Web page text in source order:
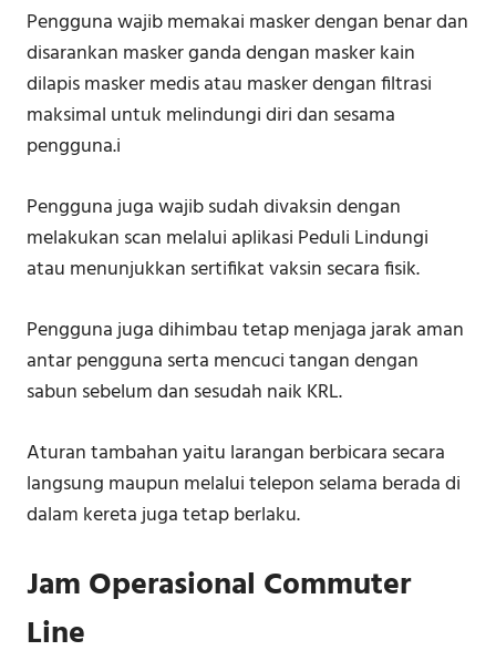
Pengguna wajib memakai masker dengan benar dan
disarankan masker ganda dengan masker kain
dilapis masker medis atau masker dengan filtrasi
maksimal untuk melindungi diri dan sesama
pengguna.i
Pengguna juga wajib sudah divaksin dengan
melakukan scan melalui aplikasi Peduli Lindungi
atau menunjukkan sertifikat vaksin secara fisik.
Pengguna juga dihimbau tetap menjaga jarak aman
antar pengguna serta mencuci tangan dengan
sabun sebelum dan sesudah naik KRL.
Aturan tambahan yaitu larangan berbicara secara
langsung maupun melalui telepon selama berada di
dalam kereta juga tetap berlaku.
Jam Operasional Commuter
Line